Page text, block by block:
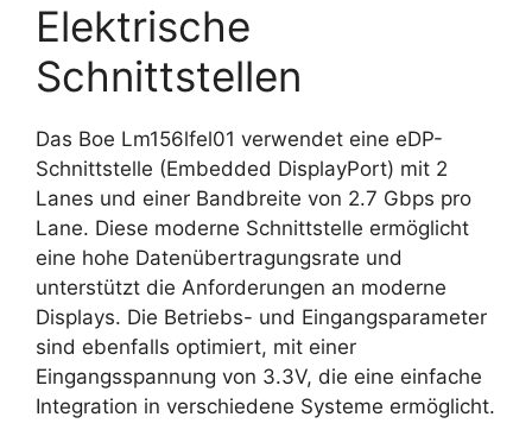
Elektrische
Schnittstellen
Das Boe Lm156lfel01 verwendet eine eDP-
Schnittstelle (Embedded DisplayPort) mit 2
Lanes und einer Bandbreite von 2.7 Gbps pro
Lane. Diese moderne Schnittstelle ermöglicht
eine hohe Datenübertragungsrate und
unterstützt die Anforderungen an moderne
Displays. Die Betriebs- und Eingangsparameter
sind ebenfalls optimiert, mit einer
Eingangsspannung von 3.3V, die eine einfache
Integration in verschiedene Systeme ermöglicht.